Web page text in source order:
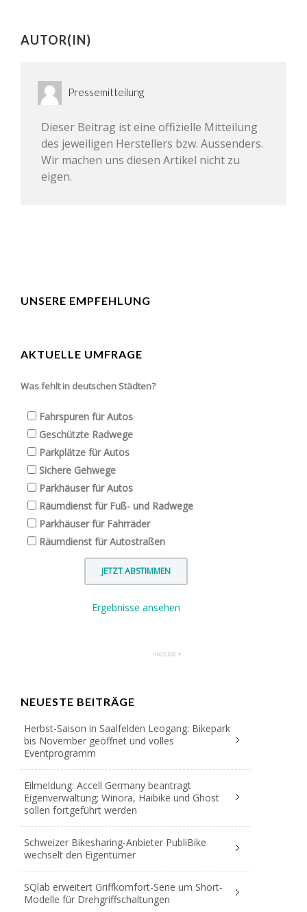
AUTOR(IN)
Pressemitteilung
Dieser Beitrag ist eine offizielle Mitteilung
des jeweiligen Herstellers bzw. Aussenders.
Wir machen uns diesen Artikel nicht zu
eigen.
UNSERE EMPFEHLUNG
AKTUELLE UMFRAGE
Was fehlt in deutschen Städten?
Fahrspuren für Autos
Geschützte Radwege
Parkplätze für Autos
Sichere Gehwege
Parkhäuser für Autos
Räumdienst für Fuß- und Radwege
Parkhäuser für Fahrräder
Räumdienst für Autostraßen
Ergebnisse ansehen
NEUESTE BEITRÄGE
Herbst-Saison in Saalfelden Leogang: Bikepark
bis November geöffnet und volles
Eventprogramm
Eilmeldung: Accell Germany beantragt
Eigenverwaltung; Winora, Haibike und Ghost
sollen fortgeführt werden
Schweizer Bikesharing-Anbieter PubliBike
wechselt den Eigentümer
SQlab erweitert Griffkomfort-Serie um Short-
Modelle für Drehgriffschaltungen